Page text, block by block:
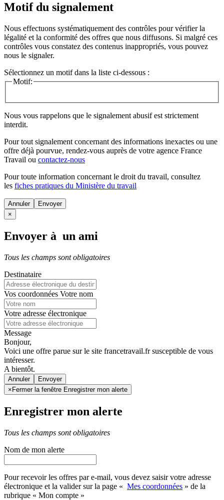
Motif du signalement
Nous effectuons systématiquement des contrôles pour vérifier la
légalité et la conformité des offres que nous diffusons. Si malgré ces
contrôles vous constatez des contenus inappropriés, vous pouvez
nous le signaler.
Sélectionnez un motif dans la liste ci-dessous :
Motif:
Nous vous rappelons que le signalement abusif est strictement
interdit.
Pour tout signalement concernant des informations inexactes ou une
offre déjà pourvue, rendez-vous auprès de votre agence France
Travail ou contactez-nous
Pour toute information concernant le droit du travail, consultez
les fiches pratiques du Ministère du travail
Annuler
×
Envoyer à un ami
Tous les champs sont obligatoires
Destinataire
Vos coordonnées Votre nom
Votre adresse électronique
Message
Bonjour,
Voici une offre parue sur le site francetravail.fr susceptible de vous
intéresser.
A bientôt.
Annuler
× Fermer la fenêtre Enregistrer mon alerte
Enregistrer mon alerte
Tous les champs sont obligatoires
Nom de mon alerte
Pour recevoir les offres par e-mail, vous devez saisir votre adresse
électronique et la valider sur la page « Mes coordonnées » de la
rubrique « Mon compte »